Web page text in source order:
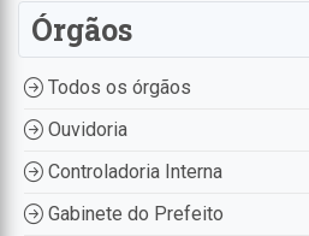
Órgãos
Todos os órgãos
Ouvidoria
Controladoria Interna
Gabinete do Prefeito